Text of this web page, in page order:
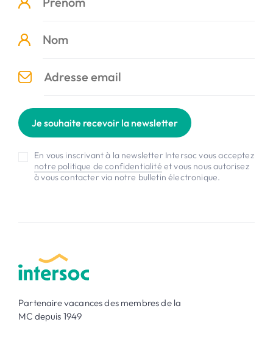
Je souhaite recevoir la newsletter
En vous inscrivant à la newsletter Intersoc vous acceptez
notre politique de confidentialité et vous nous autorisez
à vous contacter via notre bulletin électronique.
Partenaire vacances des membres de la
MC depuis 1949